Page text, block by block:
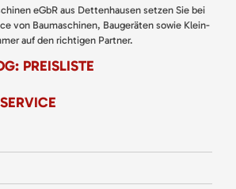
eGbR aus Dettenhausen setzen Sie bei
von Baumaschinen, Baugeräten sowie Klein-
auf den richtigen Partner.
PREISLISTE